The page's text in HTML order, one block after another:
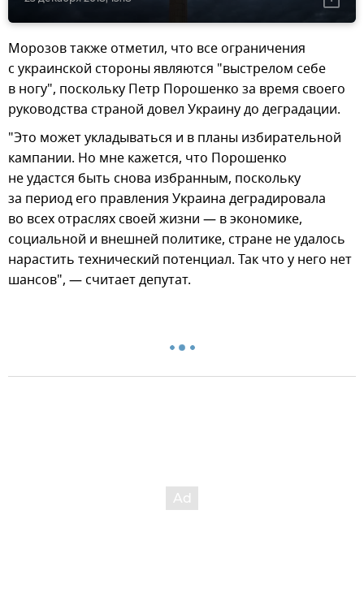
Морозов также отметил, что все ограничения
с украинской стороны являются "выстрелом себе
в ногу", поскольку Петр Порошенко за время своего
руководства страной довел Украину до деградации.
"Это может укладываться и в планы избирательной
кампании. Но мне кажется, что Порошенко
не удастся быть снова избранным, поскольку
за период его правления Украина деградировала
во всех отраслях своей жизни — в экономике,
социальной и внешней политике, стране не удалось
нарастить технический потенциал. Так что у него нет
шансов", — считает депутат.